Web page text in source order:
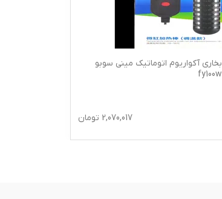
بخاری آکواریوم اتوماتیک مینی سوبو
fy100w
2,070,017 تومان